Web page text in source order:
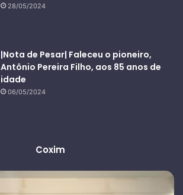
28/05/2024
|Nota de Pesar| Faleceu o pioneiro,
Antônio Pereira Filho, aos 85 anos de
idade
06/05/2024
Coxim